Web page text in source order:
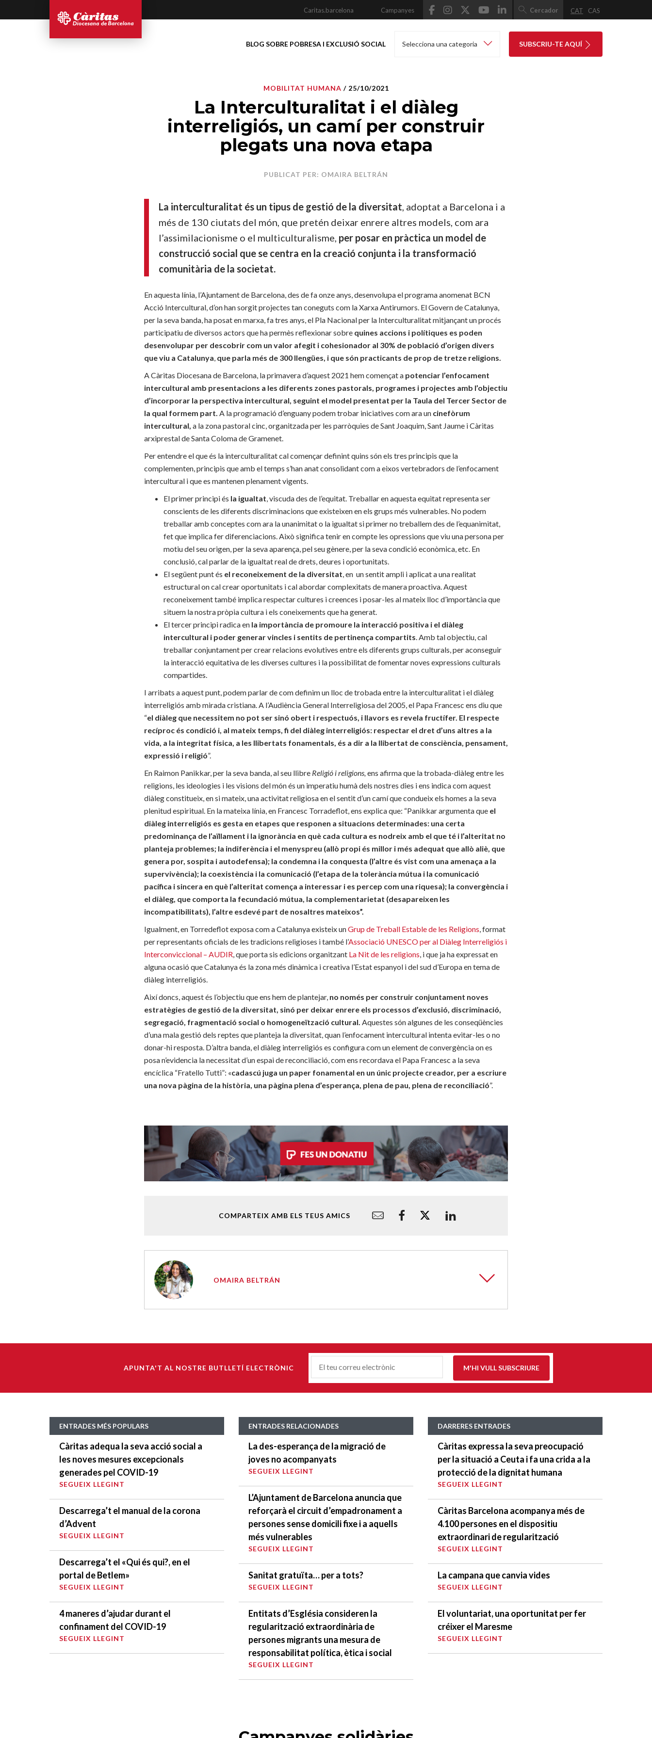
Caritas.barcelona Campanyes Cercador CAT CAS
BLOG SOBRE POBRESA I EXCLUSIÓ SOCIAL Selecciona una categoria SUBSCRIU-TE AQUÍ
MOBILITAT HUMANA / 25/10/2021
La Interculturalitat i el diàleg
interreligiós, un camí per construir
plegats una nova etapa
PUBLICAT PER: OMAIRA BELTRÁN
La interculturalitat és un tipus de gestió de la diversitat, adoptat a Barcelona i a
més de 130 ciutats del món, que pretén deixar enrere altres models, com ara
l’assimilacionisme o el multiculturalisme, per posar en pràctica un model de
construcció social que se centra en la creació conjunta i la transformació
comunitària de la societat.
En aquesta línia, l’Ajuntament de Barcelona, des de fa onze anys, desenvolupa el programa anomenat BCN
Acció Intercultural, d’on han sorgit projectes tan coneguts com la Xarxa Antirumors. El Govern de Catalunya,
per la seva banda, ha posat en marxa, fa tres anys, el Pla Nacional per la Interculturalitat mitjançant un procés
participatiu de diversos actors que ha permès reflexionar sobre quines accions i polítiques es poden
desenvolupar per descobrir com un valor afegit i cohesionador al 30% de població d’origen divers
que viu a Catalunya, que parla més de 300 llengües, i que són practicants de prop de tretze religions.
A Càritas Diocesana de Barcelona, la primavera d’aquest 2021 hem començat a potenciar l’enfocament
intercultural amb presentacions a les diferents zones pastorals, programes i projectes amb l’objectiu
d’incorporar la perspectiva intercultural, seguint el model presentat per la Taula del Tercer Sector de
la qual formem part. A la programació d’enguany podem trobar iniciatives com ara un cinefòrum
intercultural, a la zona pastoral cinc, organitzada per les parròquies de Sant Joaquim, Sant Jaume i Càritas
arxiprestal de Santa Coloma de Gramenet.
Per entendre el que és la interculturalitat cal començar definint quins són els tres principis que la
complementen, principis que amb el temps s’han anat consolidant com a eixos vertebradors de l’enfocament
intercultural i que es mantenen plenament vigents.
El primer principi és la igualtat, viscuda des de l’equitat. Treballar en aquesta equitat representa ser
conscients de les diferents discriminacions que existeixen en els grups més vulnerables. No podem
treballar amb conceptes com ara la unanimitat o la igualtat si primer no treballem des de l’equanimitat,
fet que implica fer diferenciacions. Això significa tenir en compte les opressions que viu una persona per
motiu del seu origen, per la seva aparença, pel seu gènere, per la seva condició econòmica, etc. En
conclusió, cal parlar de la igualtat real de drets, deures i oportunitats.
El següent punt és el reconeixement de la diversitat, en un sentit ampli i aplicat a una realitat
estructural on cal crear oportunitats i cal abordar complexitats de manera proactiva. Aquest
reconeixement també implica respectar cultures i creences i posar-les al mateix lloc d’importància que
situem la nostra pròpia cultura i els coneixements que ha generat.
El tercer principi radica en la importància de promoure la interacció positiva i el diàleg
intercultural i poder generar vincles i sentits de pertinença compartits. Amb tal objectiu, cal
treballar conjuntament per crear relacions evolutives entre els diferents grups culturals, per aconseguir
la interacció equitativa de les diverses cultures i la possibilitat de fomentar noves expressions culturals
compartides.
I arribats a aquest punt, podem parlar de com definim un lloc de trobada entre la interculturalitat i el diàleg
interreligiós amb mirada cristiana. A l’Audiència General Interreligiosa del 2005, el Papa Francesc ens diu que
“el diàleg que necessitem no pot ser sinó obert i respectuós, i llavors es revela fructífer. El respecte
recíproc és condició i, al mateix temps, fi del diàleg interreligiós: respectar el dret d’uns altres a la
vida, a la integritat física, a les llibertats fonamentals, és a dir a la llibertat de consciència, pensament,
expressió i religió”.
En Raimon Panikkar, per la seva banda, al seu llibre Religió i religions, ens afirma que la trobada-diàleg entre les
religions, les ideologies i les visions del món és un imperatiu humà dels nostres dies i ens indica com aquest
diàleg constitueix, en si mateix, una activitat religiosa en el sentit d’un camí que condueix els homes a la seva
plenitud espiritual. En la mateixa línia, en Francesc Torradeflot, ens explica que: “Panikkar argumenta que el
diàleg interreligiós es gesta en etapes que responen a situacions determinades: una certa
predominança de l’aïllament i la ignorància en què cada cultura es nodreix amb el que té i l’alteritat no
planteja problemes; la indiferència i el menyspreu (allò propi és millor i més adequat que allò aliè, que
genera por, sospita i autodefensa); la condemna i la conquesta (l’altre és vist com una amenaça a la
supervivència); la coexistència i la comunicació (l’etapa de la tolerància mútua i la comunicació
pacífica i sincera en què l’alteritat comença a interessar i es percep com una riquesa); la convergència i
el diàleg, que comporta la fecundació mútua, la complementarietat (desapareixen les
incompatibilitats), l’altre esdevé part de nosaltres mateixos”.
Igualment, en Torredeflot exposa com a Catalunya existeix unGrup de Treball Estable de les Religions, format
per representants oficials de les tradicions religioses i també l’Associació UNESCO per al Diàleg Interreligiós i
Interconviccional – AUDIR, que porta sis edicions organitzant La Nit de les religions, i que ja ha expressat en
alguna ocasió que Catalunya és la zona més dinàmica i creativa l’Estat espanyol i del sud d’Europa en tema de
diàleg interreligiós.
Així doncs, aquest és l’objectiu que ens hem de plantejar, no només per construir conjuntament noves
estratègies de gestió de la diversitat, sinó per deixar enrere els processos d’exclusió, discriminació,
segregació, fragmentació social o homogeneïtzació cultural. Aquestes són algunes de les conseqüències
d’una mala gestió dels reptes que planteja la diversitat, quan l’enfocament intercultural intenta evitar-les o no
donar-hi resposta. D’altra banda, el diàleg interreligiós es configura com un element de convergència on es
posa n’evidencia la necessitat d’un espai de reconciliació, com ens recordava el Papa Francesc a la seva
encíclica “Fratello Tutti”: «cadascú juga un paper fonamental en un únic projecte creador, per a escriure
una nova pàgina de la història, una pàgina plena d’esperança, plena de pau, plena de reconciliació”.
COMPARTEIX AMB ELS TEUS AMICS
OMAIRA BELTRÁN
APUNTA'T AL NOSTRE BUTLLETÍ ELECTRÒNIC
Correu-
M'HI VULL SUBSCRIURE
ENTRADES MÉS POPULARS
Càritas adequa la seva acció social a
les noves mesures excepcionals
generades pel COVID-19
SEGUEIX LLEGINT
Descarrega’t el manual de la corona
d’Advent
SEGUEIX LLEGINT
Descarrega’t el «Qui és qui?, en el
portal de Betlem»
SEGUEIX LLEGINT
4 maneres d’ajudar durant el
confinament del COVID-19
SEGUEIX LLEGINT
ENTRADES RELACIONADES
La des-esperança de la migració de
joves no acompanyats
SEGUEIX LLEGINT
L’Ajuntament de Barcelona anuncia que
reforçarà el circuit d’empadronament a
persones sense domicili fixe i a aquells
més vulnerables
SEGUEIX LLEGINT
Sanitat gratuïta… per a tots?
SEGUEIX LLEGINT
Entitats d’Església consideren la
regularització extraordinària de
persones migrants una mesura de
responsabilitat política, ètica i social
SEGUEIX LLEGINT
DARRERES ENTRADES
Càritas expressa la seva preocupació
per la situació a Ceuta i fa una crida a la
protecció de la dignitat humana
SEGUEIX LLEGINT
Càritas Barcelona acompanya més de
4.100 persones en el dispositiu
extraordinari de regularització
SEGUEIX LLEGINT
La campana que canvia vides
SEGUEIX LLEGINT
El voluntariat, una oportunitat per fer
créixer el Maresme
SEGUEIX LLEGINT